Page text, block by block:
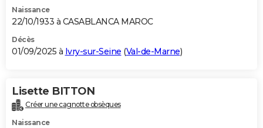
Naissance
22/10/1933 à CASABLANCA MAROC
Décès
01/09/2025 à Ivry-sur-Seine (Val-de-Marne)
Lisette BITTON
Créer une cagnotte obsèques
Naissance